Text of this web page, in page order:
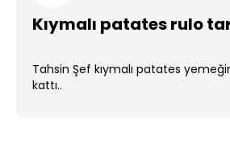
Kıymalı patates rulo
Tahsin Şef kıymalı patates
kattı..